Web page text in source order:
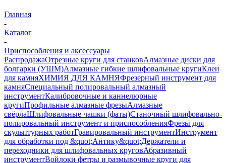
Главная
-
Каталог
-
Приспособления и аксессуары
РаспродажаОтрезные круги для станковАлмазные диски для
болгарки (УШМ)Алмазные гибкие шлифовальные кругиКлеи
для камняХИМИЯ ДЛЯ КАМНЯФрезерный инструмент для
камняСпециальный полировальный алмазный
инструментКалибровочные и каннелюрные
кругиПрофильные алмазные фрезыАлмазные
свёрлаШлифовальные чашки (фаты)Станочный шлифовально-
полировальный инструмент и приспособленияФрезы для
скульптурных работГравировальный инструментИнструмент
для обработки под &quot;Антику&quot;Держатели и
переходники для шлифовальных круговАбразивный
инструментВойлоки фетры и размывочные круги для